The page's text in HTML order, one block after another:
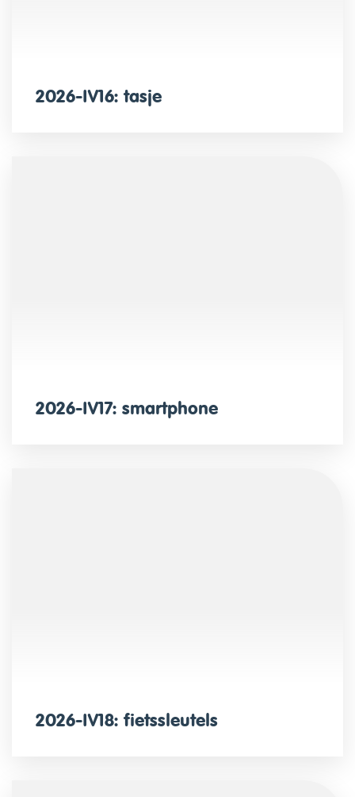
2026-IV16: tasje
2026-IV17: smartphone
2026-IV18: fietssleutels